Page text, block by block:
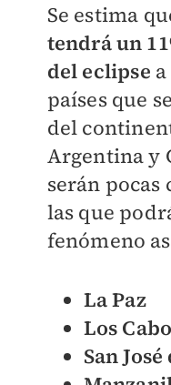
Se estima
tendrá un
del eclipse
países que
del
Argentina y
serán pocas
las que
fenómeno
La Paz
Los
San